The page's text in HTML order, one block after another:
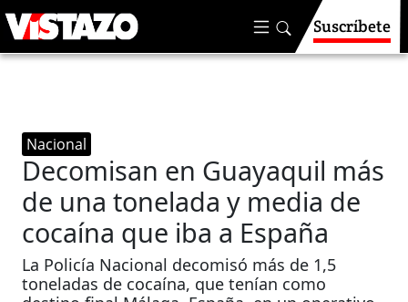
Suscríbete
Nacional
Decomisan en Guayaquil más
de una tonelada y media de
cocaína que iba a España
La Policía Nacional decomisó más de 1,5
toneladas de cocaína, que tenían como